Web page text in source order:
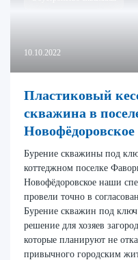
10.10.2022
Пластиковый
скважина в
Новофёдоровское
Бурение скважины под
коттеджном поселке
Новофёдоровское наши
провели точно в
Бурение скважин под
решение для хозяев
которые планируют не
привычного городским